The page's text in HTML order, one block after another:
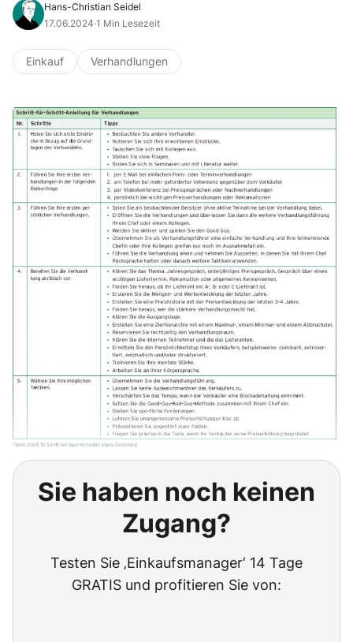
Hans-Christian Seidel
17.06.2024·1 Min Lesezeit
Einkauf Verhandlungen
Sie haben noch keinen
Zugang?
Testen Sie ‚Einkaufsmanager‘ 14 Tage
GRATIS und profitieren Sie von: